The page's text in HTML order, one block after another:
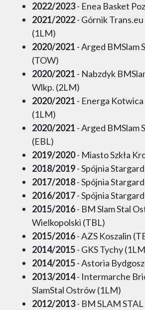
2022/2023- Enea Basket
2021/2022- Górnik
(1LM)
2020/2021 - Arged BMSlam
(TOW)
2020/2021 - Nabzdyk
Wlkp. (2LM)
2020/2021 - Energa
(1LM)
2020/2021 - Arged BMSlam
(EBL)
2019/2020- Miasto Szkła
2018/2019- Spójnia
2017/2018- Spójnia
2016/2017- Spójnia
2015/2016- BM Slam Stal
Wielkopolski (TBL)
2015/2016- AZS Koszalin
2014/2015- GKS Tychy
2014/2015- Astoria
2013/2014- Intermarche
SlamStal Ostrów (1LM)
2012/2013- BM SLAM